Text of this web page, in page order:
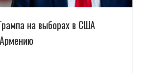
на выборах в США